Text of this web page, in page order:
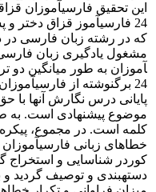
این تحقیق فارسی­آموزان
که در رشته زبان فارسی در
آموزان به طور میانگین دو
24 برگ­نوشته از
پایانی درس نگارش آن­ها با
خطاهای زبانی
کوردر شناسایی و
دسته­بندی و توصیف گردید و